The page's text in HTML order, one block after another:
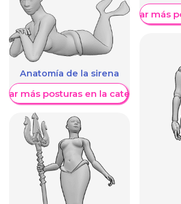
Anatomía de la sirena
más posturas en la categoría
Mostrar más